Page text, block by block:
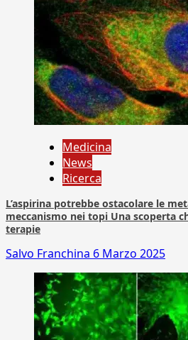
Medicina
News
Ricerca
L’aspirina potrebbe ostacolare le
meccanismo nei topi Una scoperta
terapie
Salvo Franchina 6 Marzo 2025